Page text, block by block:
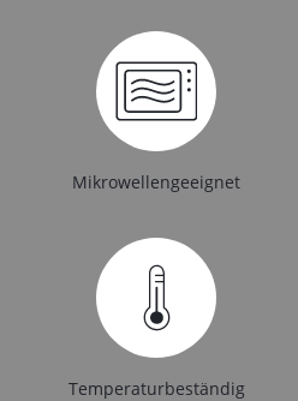
Mikrowellengeeignet
Temperaturbeständig